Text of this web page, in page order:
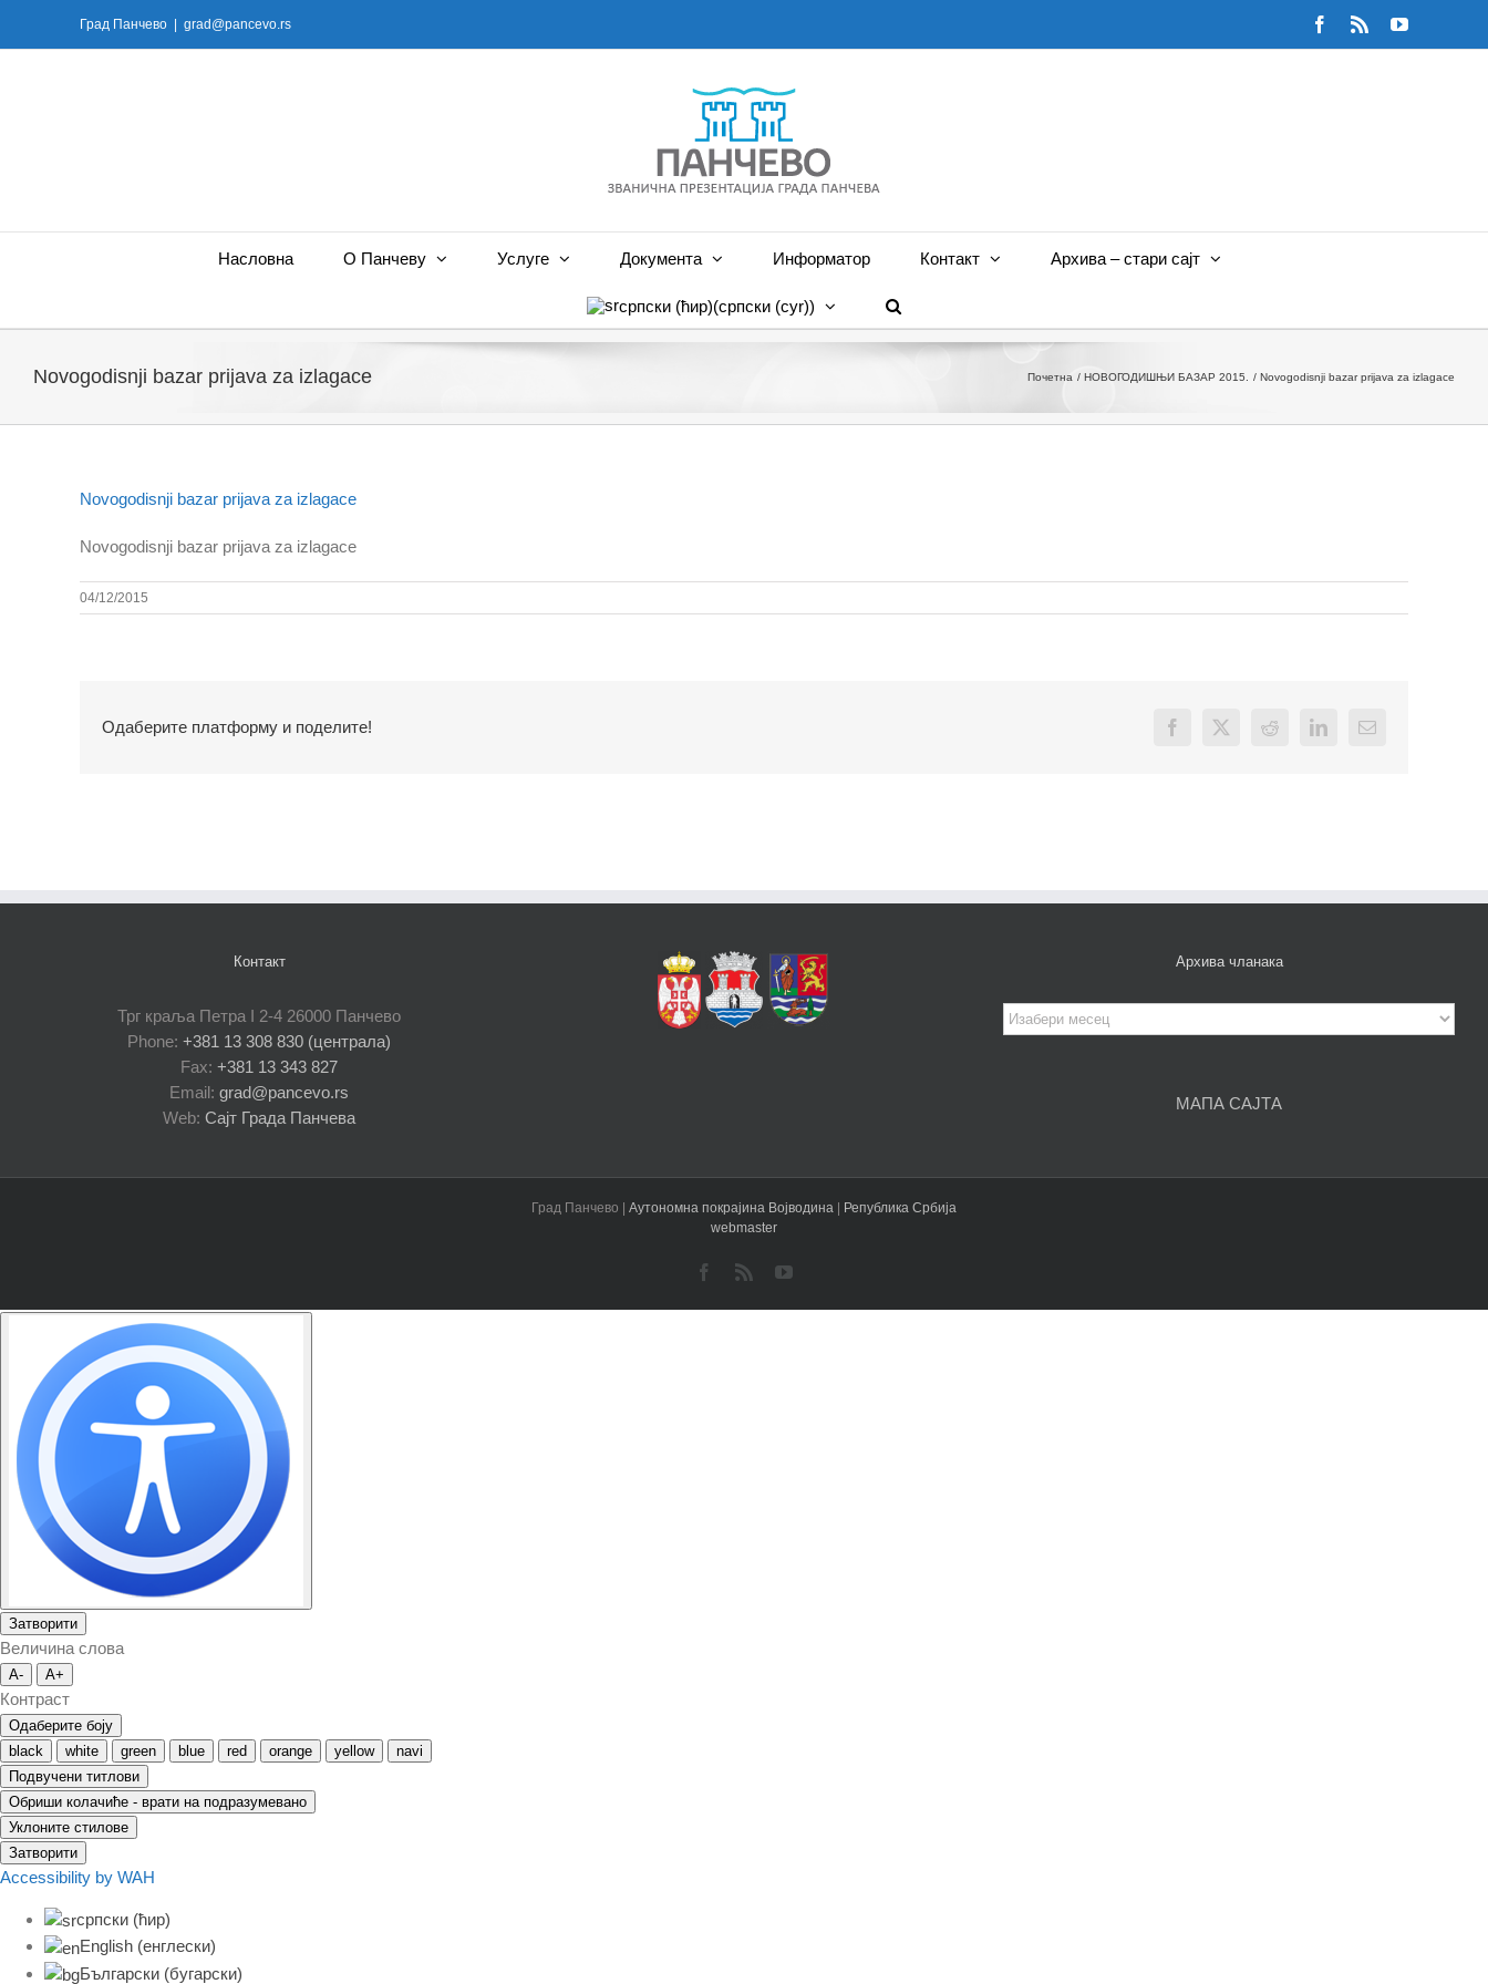
Град Панчево grad@pancevo.rs Facebook
Rss YouTube
Насловна О Панчеву Услуге Документа Информатор Контакт Архива – стари сајт
српски (ћир)(српски (cyr))
Novogodisnji bazar prijava za izlagace Почетна НОВОГОДИШЊИ БАЗАР 2015. Novogodisnji bazar prijava za izlagace
Novogodisnji bazar prijava za izlagace
Novogodisnji bazar prijava za izlagace
04/12/2015
Одаберите платформу и поделите! Facebook
X Reddit LinkedInEmail
Контакт
Трг краља Петра I 2-4 26000 Панчево
Phone: +381 13 308 830 (централа)
Fax: +381 13 343 827
Email: grad@pancevo.rs
Web: Сајт Града Панчева
Архива чланака
Архива
чланака
МАПА САЈТА
Град Панчево | Аутономна покрајина Војводина | Република Србија
webmaster
Facebook
Rss YouTube
Затворити
Величина слова
A- A+
Контраст
Одаберите боју
black
white green blue red orange yellow
navi
Подвучени титлови
Обриши колачиће - врати на подразумевано
Уклоните стилове
Затворити
Accessibility by WAH
српски (ћир)
English (енглески)
Български (бугарски)